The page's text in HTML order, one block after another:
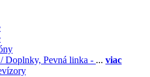
Doplnky, Pevná linka - ... viac